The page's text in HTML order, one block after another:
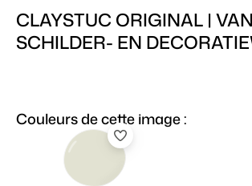
CLAYSTUC ORIGINAL |
SCHILDER- EN
Couleurs de cette image :